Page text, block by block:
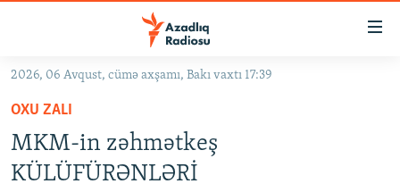
Əsas
qayıt
Əsas
naviqasiyaya
qayıt
KORRUPSIOMETR
2026, 06 Avqust, cümə axşamı, Bakı vaxtı 17:39
OXU ZALI
MKM-in zəhmətkeş
KÜLÜFÜRƏNLƏRİ